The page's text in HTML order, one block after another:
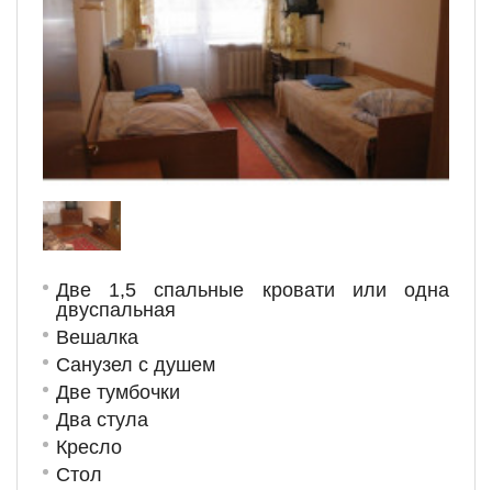
Две 1,5 спальные кровати или одна
двуспальная
Вешалка
Санузел с душем
Две тумбочки
Два стула
Кресло
Стол